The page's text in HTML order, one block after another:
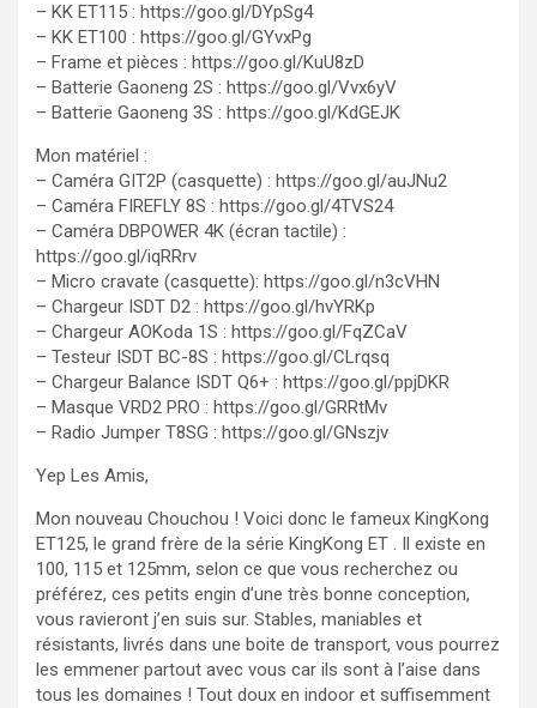
– KK ET115 : https://goo.gl/DYpSg4
– KK ET100 : https://goo.gl/GYvxPg
– Frame et pièces : https://goo.gl/KuU8zD
– Batterie Gaoneng 2S : https://goo.gl/Vvx6yV
– Batterie Gaoneng 3S : https://goo.gl/KdGEJK
Mon matériel :
– Caméra GIT2P (casquette) : https://goo.gl/auJNu2
– Caméra FIREFLY 8S : https://goo.gl/4TVS24
– Caméra DBPOWER 4K (écran tactile) :
https://goo.gl/iqRRrv
– Micro cravate (casquette): https://goo.gl/n3cVHN
– Chargeur ISDT D2 : https://goo.gl/hvYRKp
– Chargeur AOKoda 1S : https://goo.gl/FqZCaV
– Testeur ISDT BC-8S : https://goo.gl/CLrqsq
– Chargeur Balance ISDT Q6+ : https://goo.gl/ppjDKR
– Masque VRD2 PRO : https://goo.gl/GRRtMv
– Radio Jumper T8SG : https://goo.gl/GNszjv
Yep Les Amis,
Mon nouveau Chouchou ! Voici donc le fameux KingKong
ET125, le grand frère de la série KingKong ET . Il existe en
100, 115 et 125mm, selon ce que vous recherchez ou
préférez, ces petits engin d’une très bonne conception,
vous ravieront j’en suis sur. Stables, maniables et
résistants, livrés dans une boite de transport, vous pourrez
les emmener partout avec vous car ils sont à l’aise dans
tous les domaines ! Tout doux en indoor et suffisemment